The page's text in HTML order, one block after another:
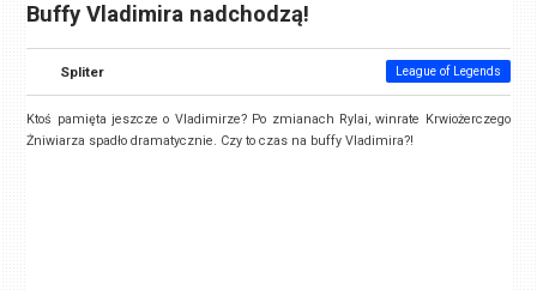
Buffy Vladimira nadchodzą!
Spliter League of Legends
Ktoś pamięta jeszcze o Vladimirze? Po zmianach Rylai, winrate Krwiożerczego
Żniwiarza spadło dramatycznie. Czy to czas na buffy Vladimira?!